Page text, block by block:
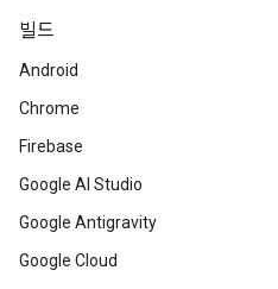
빌드
Android
Chrome
Firebase
Google AI Studio
Google Antigravity
Google Cloud